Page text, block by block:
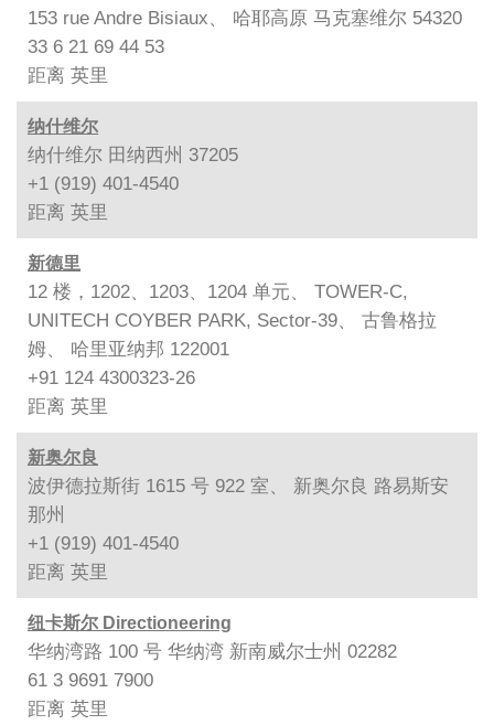
153 rue Andre Bisiaux、 哈耶高原 马克塞维尔 54320
33 6 21 69 44 53
距离 英里
纳什维尔
纳什维尔 田纳西州 37205
+1 (919) 401-4540
距离 英里
新德里
12 楼，1202、1203、1204 单元、 TOWER-C,
UNITECH COYBER PARK, Sector-39、 古鲁格拉
姆、 哈里亚纳邦 122001
+91 124 4300323-26
距离 英里
新奥尔良
波伊德拉斯街 1615 号 922 室、 新奥尔良 路易斯安
那州
+1 (919) 401-4540
距离 英里
纽卡斯尔 Directioneering
华纳湾路 100 号 华纳湾 新南威尔士州 02282
61 3 9691 7900
距离 英里